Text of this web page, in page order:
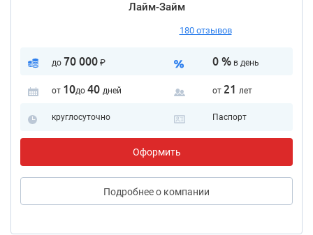
Лайм-Займ
180 отзывов
до 70 000₽ 0 %в день
от 10до 40 дней от 21 лет
круглосуточно Паспорт
Оформить
Подробнеео компании